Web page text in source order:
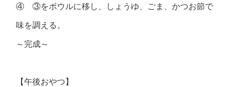
④ ③をボウルに移し、しょうゆ、ごま、かつお節で
味を調える。
～完成～
【午後おやつ】